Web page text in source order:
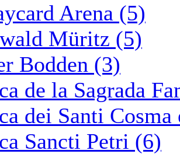
Arena (5)
Müritz (5)
Bodden (3)
de la Sagrada
dei Santi
Sancti Petri (6)